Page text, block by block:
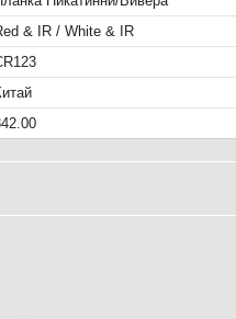
& IR / White & IR